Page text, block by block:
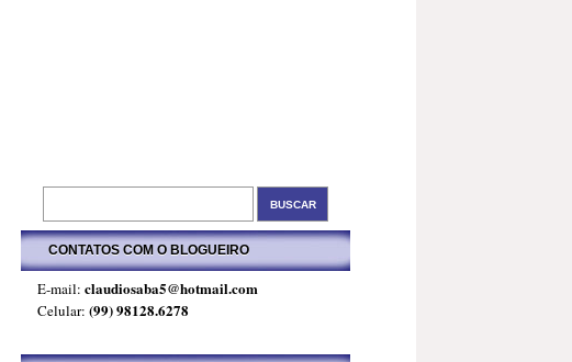
CONTATOS COM O BLOGUEIRO
E-mail: claudiosaba5@hotmail.com
Celular: (99) 98128.6278